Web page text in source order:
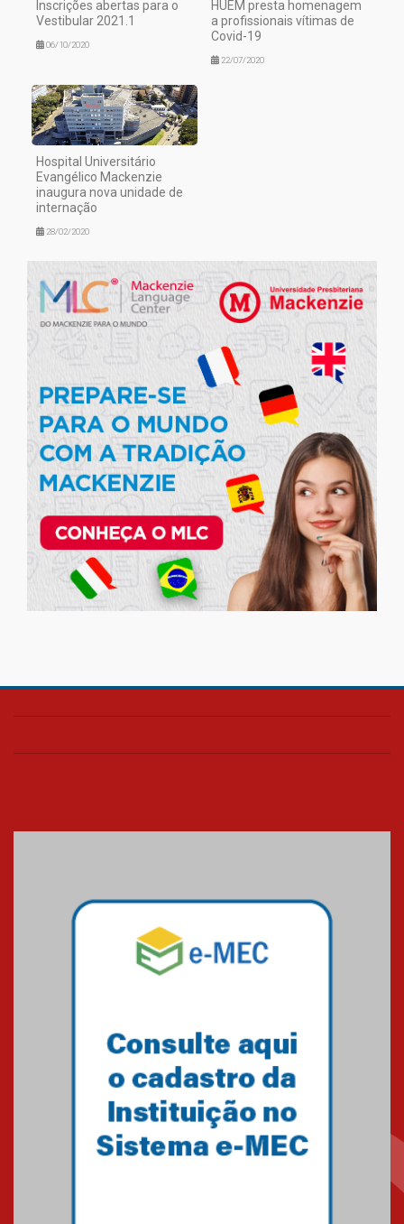
Inscrições abertas para o
Vestibular 2021.1
06/10/2020
HUEM presta homenagem
a profissionais vítimas de
Covid-19
22/07/2020
Hospital Universitário
Evangélico Mackenzie
inaugura nova unidade de
internação
28/02/2020